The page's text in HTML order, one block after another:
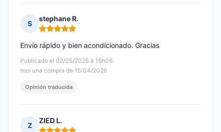
S
stephane R.
Nota: 5 de 5
Publicado el 02/05/2026 à 16h06
tras una compra de 15/04/2026
Envío rápido y bien acondicionado. Gracias
Opinión traducida
Z
ZIED L.